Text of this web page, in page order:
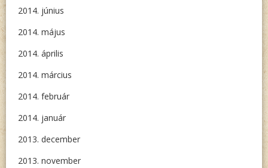
2014. június
2014. május
2014. április
2014. március
2014. február
2014. január
2013. december
2013. november